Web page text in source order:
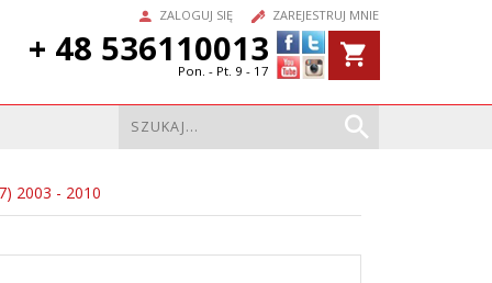
ZALOGUJ SIĘ ZAREJESTRUJ MNIE
+ 48 536110013
Pon. - Pt. 9 - 17
2003 - 2010